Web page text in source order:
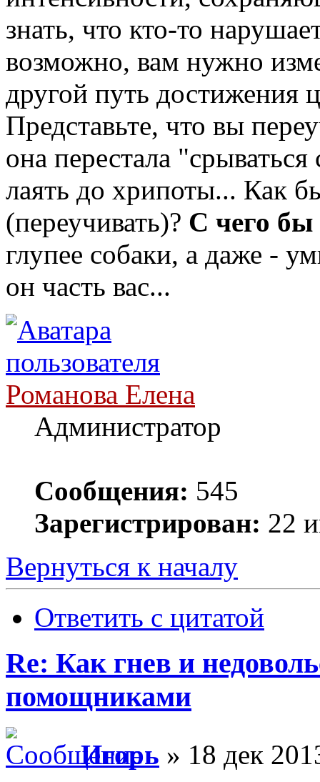
знать, что кто-то
возможно, вам нужно
другой путь достижения
Представьте, что вы
она перестала
лаять до хрипоты... Как
(переучивать)? С чего
глупее собаки, а даже -
он часть вас...
Романова Елена
Администратор
Сообщения: 545
Зарегистрирован: 22
Вернуться к началу
Ответить с цитатой
Re: Как гнев и
помощниками
Игорь » 18 дек